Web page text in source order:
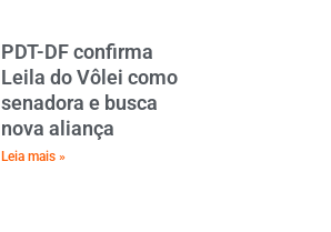
PDT-DF confirma
Leila do Vôlei como
senadora e busca
nova aliança
Leia mais »